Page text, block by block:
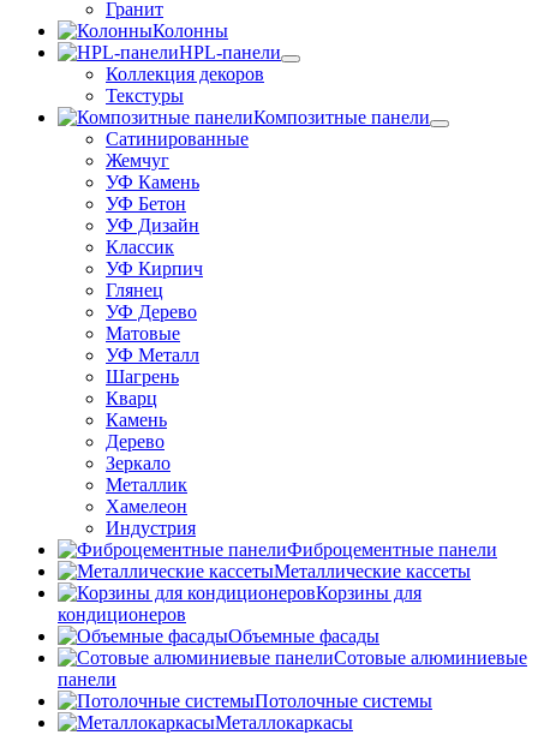
Гранит
Колонны
HPL-панели
Коллекция декоров
Текстуры
Композитные панели
Сатинированные
Жемчуг
УФ Камень
УФ Бетон
УФ Дизайн
Классик
УФ Кирпич
Глянец
УФ Дерево
Матовые
УФ Металл
Шагрень
Кварц
Камень
Дерево
Зеркало
Металлик
Хамелеон
Индустрия
Фиброцементные панели
Металлические кассеты
Корзины для
кондиционеров
Объемные фасады
Сотовые алюминиевые
панели
Потолочные системы
Металлокаркасы